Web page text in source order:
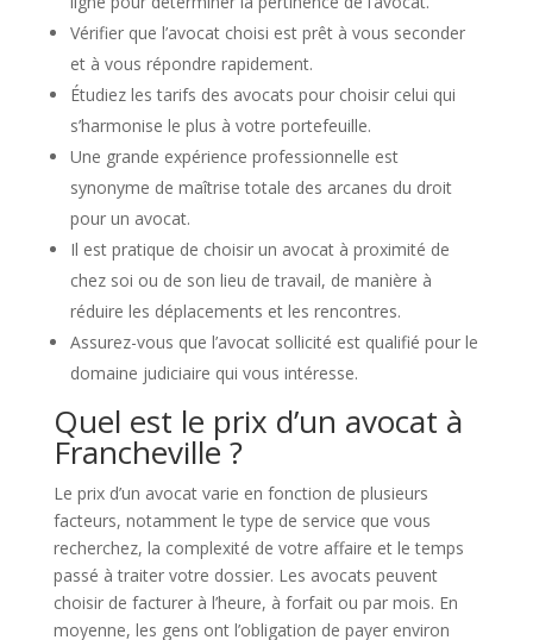
Vérifier que l’avocat choisi est prêt à vous seconder
et à vous répondre rapidement.
Étudiez les tarifs des avocats pour choisir celui qui
s’harmonise le plus à votre portefeuille.
Une grande expérience professionnelle est
synonyme de maîtrise totale des arcanes du droit
pour un avocat.
Il est pratique de choisir un avocat à proximité de
chez soi ou de son lieu de travail, de manière à
réduire les déplacements et les rencontres.
Assurez-vous que l’avocat sollicité est qualifié pour le
domaine judiciaire qui vous intéresse.
Quel est le prix d’un avocat à
Francheville ?
Le prix d’un avocat varie en fonction de plusieurs
facteurs, notamment le type de service que vous
recherchez, la complexité de votre affaire et le temps
passé à traiter votre dossier. Les avocats peuvent
choisir de facturer à l’heure, à forfait ou par mois. En
moyenne, les gens ont l’obligation de payer environ